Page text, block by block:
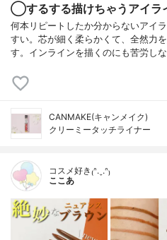
◯するする描けちゃうアイ
何本リピートしたか分からないアイ
すい。芯が細く柔らかくて、全然力
す。インラインを描くのにも苦労し
CANMAKE(キャンメイク)
クリーミータッチライナー
コスメ好き₍ᐢ.ˬ.ᐢ₎
ここあ